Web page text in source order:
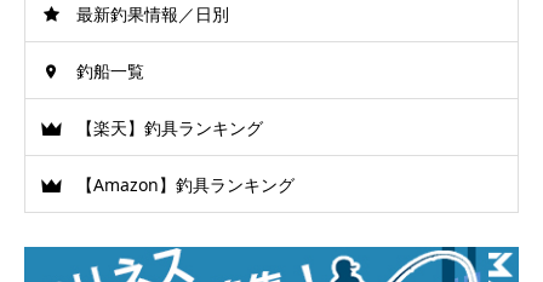
最新釣果情報／日別
釣船一覧
【楽天】釣具ランキング
【Amazon】釣具ランキング